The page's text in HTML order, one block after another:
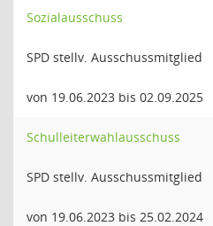
Sozialausschuss
SPD stellv. Ausschussmitglied
von 19.06.2023 bis 02.09.2025
Schulleiterwahlausschuss
SPD stellv. Ausschussmitglied
von 19.06.2023 bis 25.02.2024